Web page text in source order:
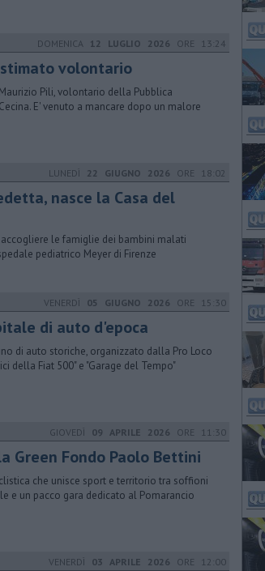
DOMENICA 12 LUGLIO 2026 ORE 13:24
volontario
Pili, volontario della Pubblica
E' venuto a mancare dopo un malore
LUNEDÌ 22 GIUGNO 2026 ORE 18:02
nasce la Casa del
le famiglie dei bambini malati
pediatrico Meyer di Firenze
VENERDÌ 05 GIUGNO 2026 ORE 15:30
di auto d'epoca
di auto storiche, organizzato dalla Pro Loco
della Fiat 500" e "Garage del Tempo"
GIOVEDÌ 09 APRILE 2026 ORE 11:30
Green Fondo Paolo Bettini
che unisce sport e territorio tra soffioni
e un pacco gara dedicato al Pomarancio
VENERDÌ 03 APRILE 2026 ORE 12:00